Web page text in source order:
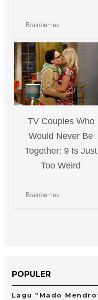
POPULER
Lagu “Mado